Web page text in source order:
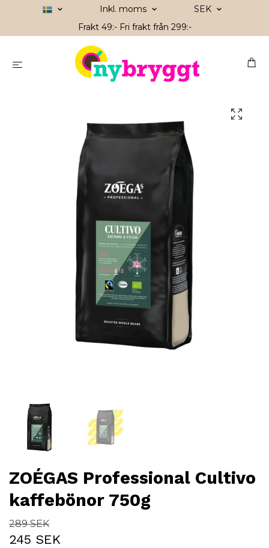
Inkl. moms
SEK
Frakt 49:- Fri frakt från 299:-
ZOÉGAS Professional Cultivo
kaffebönor 750g
289 SEK
245 SEK